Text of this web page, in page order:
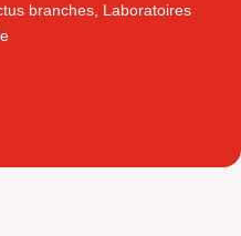
branches, Laboratoires